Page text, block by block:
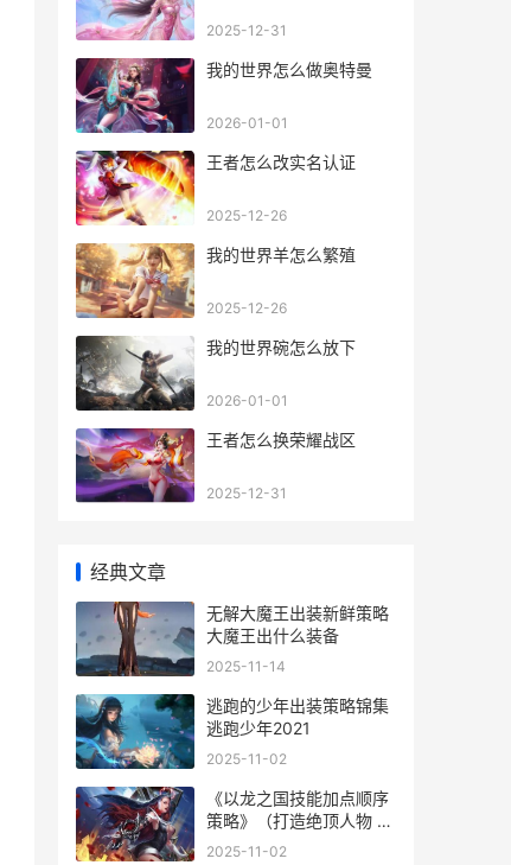
2025-12-31
我的世界怎么做奥特曼
2026-01-01
王者怎么改实名认证
2025-12-26
我的世界羊怎么繁殖
2025-12-26
我的世界碗怎么放下
2026-01-01
王者怎么换荣耀战区
2025-12-31
经典文章
无解大魔王出装新鲜策略
大魔王出什么装备
2025-11-14
逃跑的少年出装策略锦集
逃跑少年2021
2025-11-02
《以龙之国技能加点顺序
策略》（打造绝顶人物 龙
之国度游戏
2025-11-02